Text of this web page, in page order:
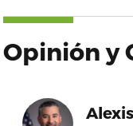
Opinión y